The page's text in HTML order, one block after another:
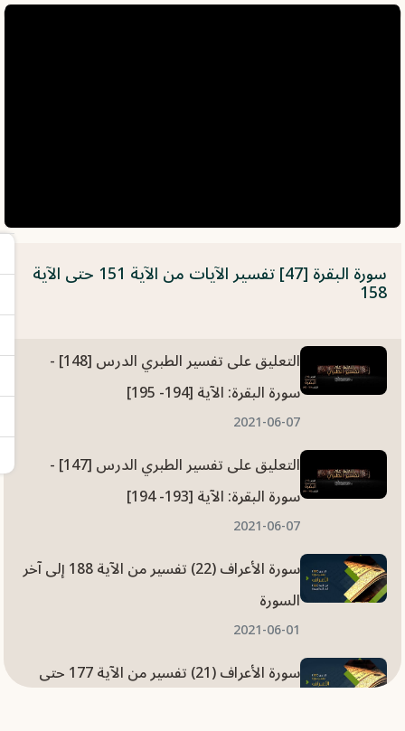
سورة البقرة [47] تفسير الآيات من الآية 151 حتى الآية
158
التعليق على تفسير الطبري الدرس [148] -
سورة البقرة: الآية [194- 195]
2021-06-07
التعليق على تفسير الطبري الدرس [147] -
سورة البقرة: الآية [193- 194]
2021-06-07
سورة الأعراف (22) تفسير من الآية 188 إلى آخر
السورة
2021-06-01
سورة الأعراف (21) تفسير من الآية 177 حتى